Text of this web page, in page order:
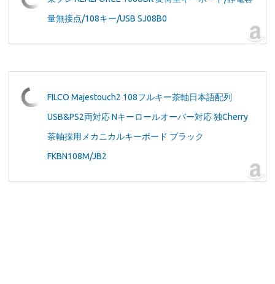
量無接点/108キー/USB SJ08B0
FILCO Majestouch2 108フルキー茶軸日本語配列
USB&PS2両対応 Nキーロールオーバー対応 独Cherry
茶軸採用メカニカルキーボード ブラック
FKBN108M/JB2